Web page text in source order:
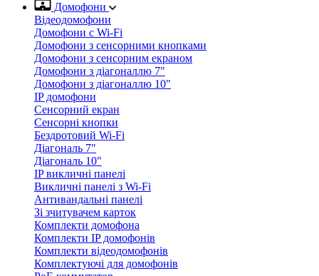
Домофони
Відеодомофони
Домофони с Wi-Fi
Домофони з сенсорними кнопками
Домофони з сенсорним екраном
Домофони з діагоналлю 7"
Домофони з діагоналлю 10"
IP домофони
Сенсорний екран
Сенсорні кнопки
Бездротовий Wi-Fi
Діагональ 7"
Діагональ 10"
IP викличні панелі
Викличні панелі з Wi-Fi
Антивандальні панелі
Зі зчитувачем карток
Комплекти домофона
Комплекти IP домофонів
Комплекти відеодомофонів
Комплектуючі для домофонів